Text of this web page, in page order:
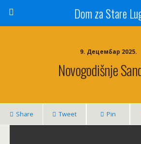
Dom za Stare
9. Децембар 2025.
Novogodišnje
Share Tweet Pin